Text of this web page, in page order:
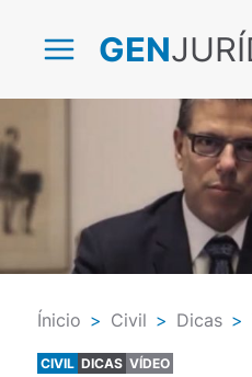
GEN
Ínicio > Civil > Dicas >
CIVIL DICAS VÍDEO